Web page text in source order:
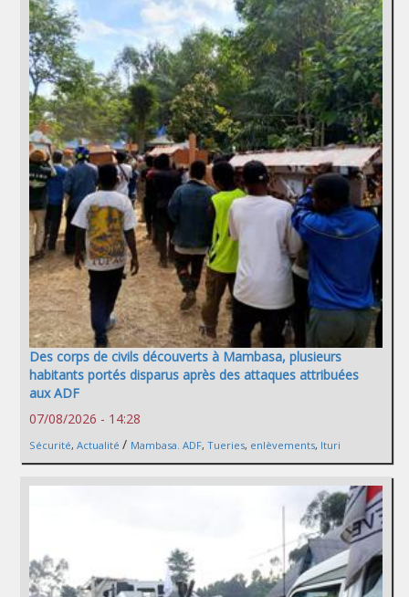
Des corps de civils découverts à Mambasa, plusieurs
habitants portés disparus après des attaques attribuées
aux ADF
07/08/2026 - 14:28
Sécurité, Actualité / Mambasa. ADF, Tueries, enlèvements, Ituri